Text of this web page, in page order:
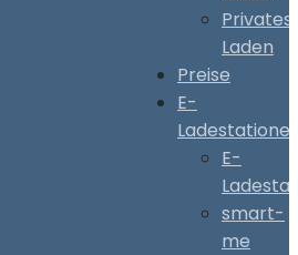
Privates
Laden
Preise
E-
E-
smart-
me